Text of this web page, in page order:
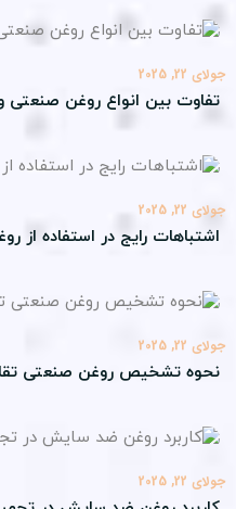
2025
بین انواع روغن صنعتی و
2025
رایج در استفاده از
2025
تشخیص روغن صنعتی تقلبی
2025